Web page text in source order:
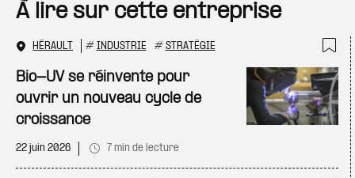
À lire sur cette entreprise
HÉRAULT # INDUSTRIE # STRATÉGIE
Bio-UV se réinvente pour
ouvrir un nouveau cycle de
croissance
22 juin 2026 7 min de lecture